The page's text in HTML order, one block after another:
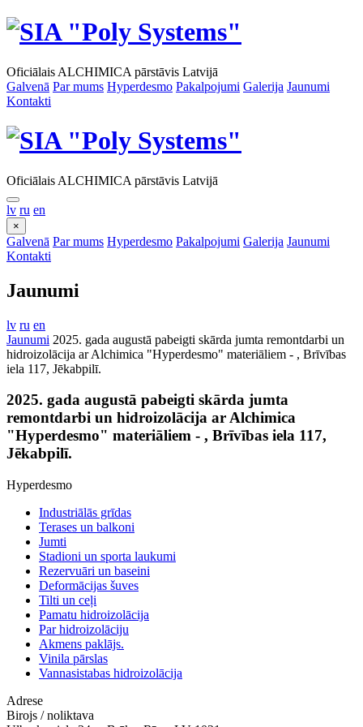
Oficiālais ALCHIMICA pārstāvis Latvijā
Galvenā Par mums Hyperdesmo Pakalpojumi Galerija Jaunumi
Kontakti
Oficiālais ALCHIMICA pārstāvis Latvijā
lv ru en
×
Galvenā Par mums Hyperdesmo Pakalpojumi Galerija Jaunumi
Kontakti
Jaunumi
lv ru en
Jaunumi 2025. gada augustā pabeigti skārda jumta remontdarbi un
hidroizolācija ar Alchimica "Hyperdesmo" materiāliem - , Brīvības
iela 117, Jēkabpilī.
2025. gada augustā pabeigti skārda jumta
remontdarbi un hidroizolācija ar Alchimica
"Hyperdesmo" materiāliem - , Brīvības iela 117,
Jēkabpilī.
Hyperdesmo
Industriālās grīdas
Terases un balkoni
Jumti
Stadioni un sporta laukumi
Rezervuāri un baseini
Deformācijas šuves
Tilti un ceļi
Pamatu hidroizolācija
Par hidroizolāciju
Akmens paklājs.
Vinila pārslas
Vannasistabas hidroizolācija
Adrese
Birojs / noliktava